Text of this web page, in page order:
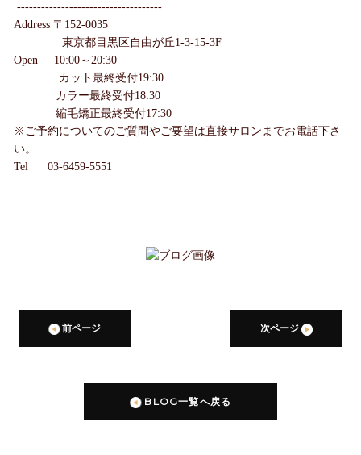
------------------------------------
Address 〒152-0035
東京都目黒区自由が丘1-3-15-3F
Open 10:00～20:30
カット最終受付19:30
カラー最終受付18:30
縮毛矯正最終受付17:30
※ご予約についてのご質問やご要望は直接サロンまでお電話下さ
い。
Tel 03-6459-5551
前ページ 次ページ
BLOG一覧へ戻る